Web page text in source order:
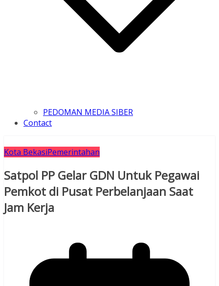
PEDOMAN MEDIA SIBER
Contact
Kota BekasiPemerintahan
Satpol PP Gelar GDN Untuk Pegawai
Pemkot di Pusat Perbelanjaan Saat
Jam Kerja